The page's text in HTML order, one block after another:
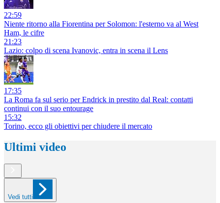
22:59
Niente ritorno alla Fiorentina per Solomon: l'esterno va al West
Ham, le cifre
21:23
Lazio: colpo di scena Ivanovic, entra in scena il Lens
17:35
La Roma fa sul serio per Endrick in prestito dal Real: contatti
continui con il suo entourage
15:32
Torino, ecco gli obiettivi per chiudere il mercato
Ultimi video
Vedi tutti